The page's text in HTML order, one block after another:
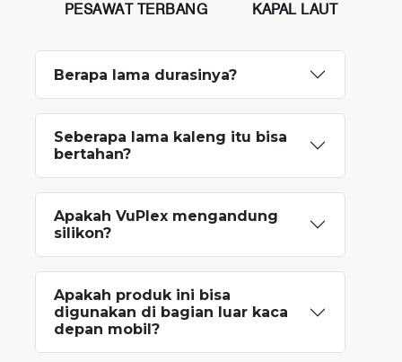
PESAWAT TERBANG KAPAL LAUT
Berapa lama durasinya?
Seberapa lama kaleng itu bisa
bertahan?
Apakah VuPlex mengandung
silikon?
Apakah produk ini bisa
digunakan di bagian luar kaca
depan mobil?